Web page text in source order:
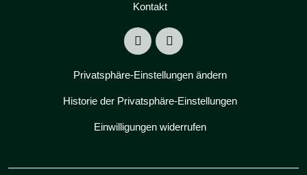
Kontakt
Privatsphäre-Einstellungen ändern
Historie der Privatsphäre-Einstellungen
Einwilligungen widerrufen